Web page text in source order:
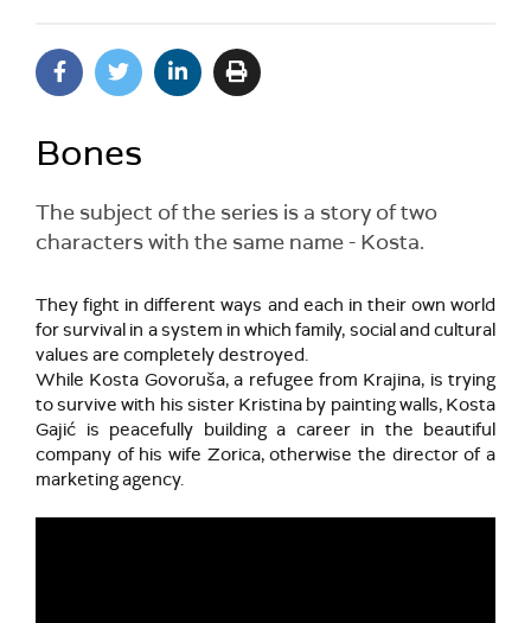
Bones
The subject of the series is a story of two
characters with the same name - Kosta.
They fight in different ways and each in their own world
for survival in a system in which family, social and cultural
values are completely destroyed.
While Kosta Govoruša, a refugee from Krajina, is trying
to survive with his sister Kristina by painting walls, Kosta
Gajić is peacefully building a career in the beautiful
company of his wife Zorica, otherwise the director of a
marketing agency.